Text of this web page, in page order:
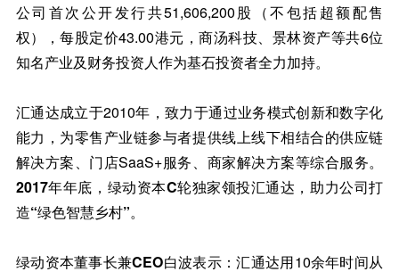
公司首次公开发行共51,606,200股（不包括超额配售
权），每股定价43.00港元，商汤科技、景林资产等共6位
知名产业及财务投资人作为基石投资者全力加持。
汇通达成立于2010年，致力于通过业务模式创新和数字化
能力，为零售产业链参与者提供线上线下相结合的供应链
解决方案、门店SaaS+服务、商家解决方案等综合服务。
2017年年底，绿动资本C轮独家领投汇通达，助力公司打
造“绿色智慧乡村”。
绿动资本董事长兼CEO白波表示：汇通达用10余年时间从